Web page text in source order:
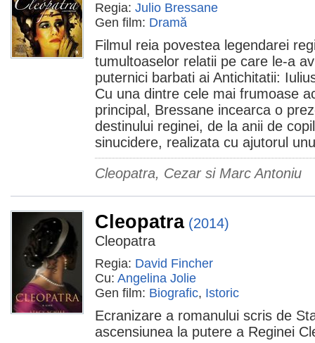
Regia: Julio Bressane
Gen film: Dramă
Filmul reia povestea legendarei
tumultoaselor relatii pe care le-a
puternici barbati ai Antichitatii:
Cu una dintre cele mai frumoase
principal, Bressane incearca o
destinului reginei, de la anii de
sinucidere, realizata cu ajutorul
Cleopatra, Cezar si Marc Antoniu
Cleopatra (2014)
Cleopatra
Regia: David Fincher
Cu: Angelina Jolie
Gen film: Biografic, Istoric
Ecranizare a romanului scris de
ascensiunea la putere a Reginei